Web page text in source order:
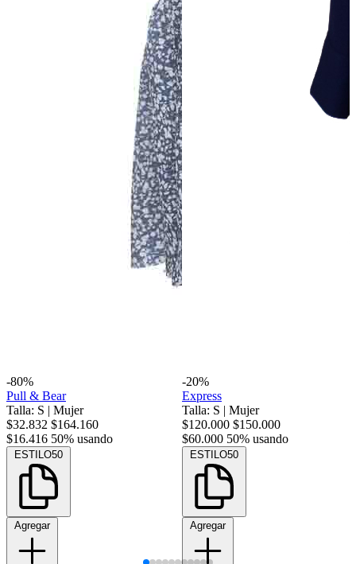
-80%
Pull & Bear
Talla: S | Mujer
$32.832 $164.160
$16.416 50% usando
ESTILO50
Agregar
-20%
Express
Talla: S | Mujer
$120.000 $150.000
$60.000 50% usando
ESTILO50
Agregar